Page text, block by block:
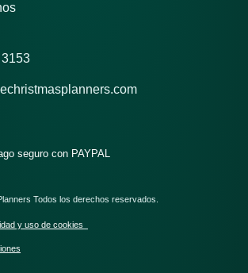
seguro con PAYPAL
Todos los derechos reservados.
y uso de cookies